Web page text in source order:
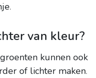
.
van kleur?
kunnen ook
of lichter maken.